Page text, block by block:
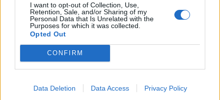
I want to opt-out of Collection, Use,
Retention, Sale, and/or Sharing of my
Personal Data that Is Unrelated with the
Purposes for which it was collected.
Opted Out
CONFIRM
Data Deletion Data Access Privacy Policy